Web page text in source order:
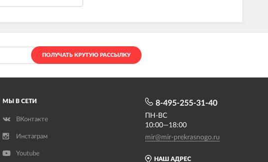
ПОЛУЧАТЬ КРУТУЮ РАССЫЛКУ
МЫ В СЕТИ
ВКонтакте
Инстаграм
Youtube
НАШ АДРЕС
8-495-255-31-40
ПН-ВС
10:00—18:00
mir@mir-prekrasnogo.ru